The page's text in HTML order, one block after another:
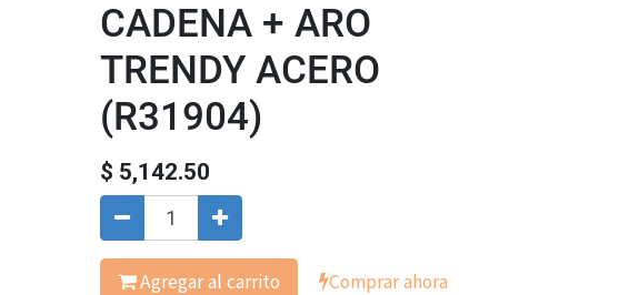
CADENA + ARO
TRENDY ACERO
(R31904)
$ 5,142.50
Agregar al carrito Comprar ahora